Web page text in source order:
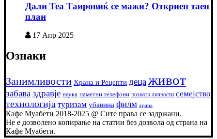
Дали Теа Таировиќ се мажи? Откриен таен
план
17 Апр 2025
Ознаки
Занимливости Храна и Рецепти децаживот
забава здравје наука паметни телефони познати личности семејство
технологија туризам убавина филм храна
Кафе Муабети 2018-2025 @ Сите права се задржани.
Не е дозволено копирање на статии без дозвола од страна на
Кафе Муабети.